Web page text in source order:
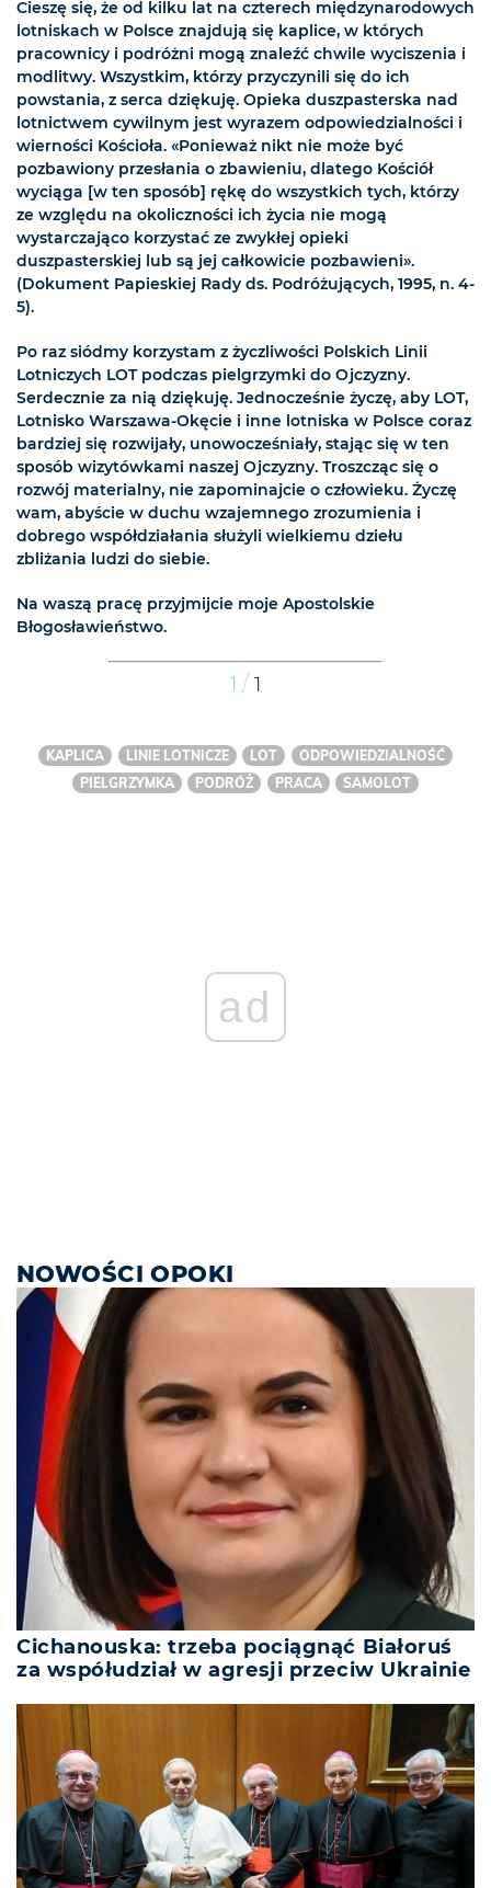
Cieszę się, że od kilku lat na czterech międzynarodowych
lotniskach w Polsce znajdują się kaplice, w których
pracownicy i podróżni mogą znaleźć chwile wyciszenia i
modlitwy. Wszystkim, którzy przyczynili się do ich
powstania, z serca dziękuję. Opieka duszpasterska nad
lotnictwem cywilnym jest wyrazem odpowiedzialności i
wierności Kościoła. «Ponieważ nikt nie może być
pozbawiony przesłania o zbawieniu, dlatego Kościół
wyciąga [w ten sposób] rękę do wszystkich tych, którzy
ze względu na okoliczności ich życia nie mogą
wystarczająco korzystać ze zwykłej opieki
duszpasterskiej lub są jej całkowicie pozbawieni».
(Dokument Papieskiej Rady ds. Podróżujących, 1995, n. 4-
5).
Po raz siódmy korzystam z życzliwości Polskich Linii
Lotniczych LOT podczas pielgrzymki do Ojczyzny.
Serdecznie za nią dziękuję. Jednocześnie życzę, aby LOT,
Lotnisko Warszawa-Okęcie i inne lotniska w Polsce coraz
bardziej się rozwijały, unowocześniały, stając się w ten
sposób wizytówkami naszej Ojczyzny. Troszcząc się o
rozwój materialny, nie zapominajcie o człowieku. Życzę
wam, abyście w duchu wzajemnego zrozumienia i
dobrego współdziałania służyli wielkiemu dziełu
zbliżania ludzi do siebie.
Na waszą pracę przyjmijcie moje Apostolskie
Błogosławieństwo.
1 / 1
KAPLICA LINIE LOTNICZE LOT
ODPOWIEDZIALNOŚĆ
PIELGRZYMKA
PODRÓŻ PRACA SAMOLOT
ad
NOWOŚCI OPOKI
Cichanouska: trzeba pociągnąć Białoruś
za współudział w agresji przeciw Ukrainie